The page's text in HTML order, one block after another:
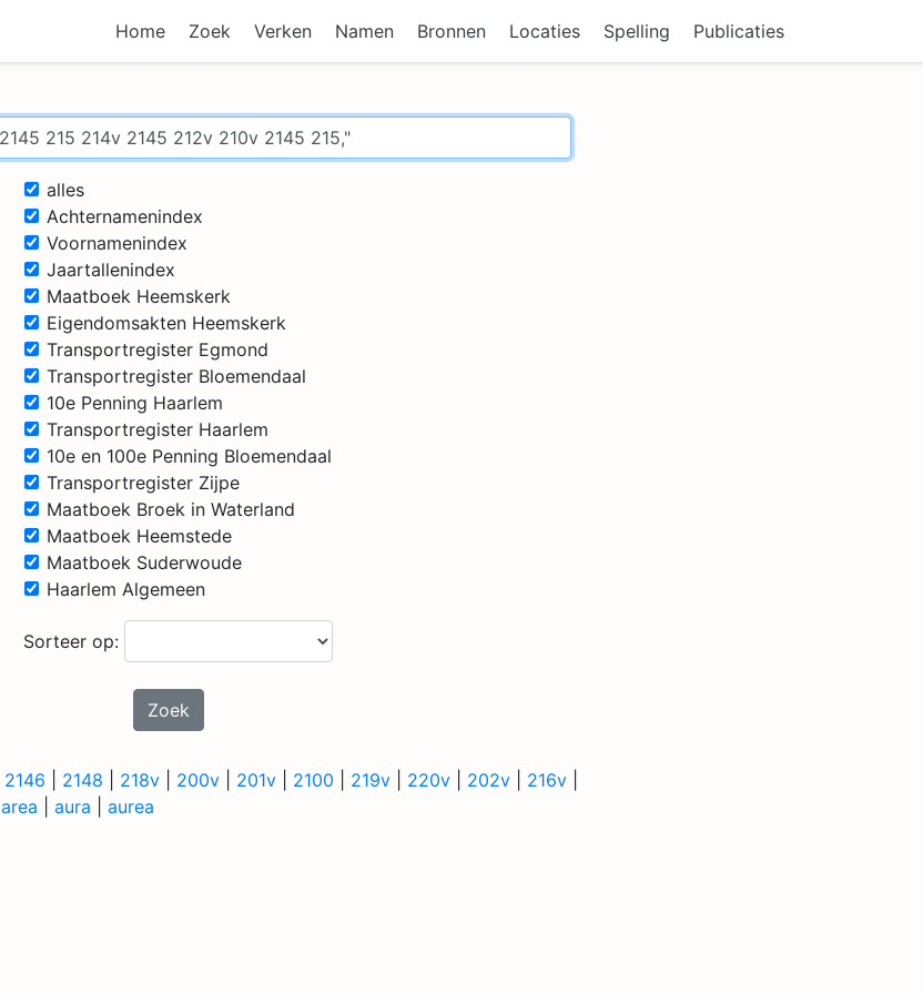
Home Zoek Verken Namen Bronnen Locaties Spelling Publicaties
alles
Achternamenindex
Voornamenindex
Jaartallenindex
Maatboek Heemskerk
Eigendomsakten Heemskerk
Transportregister Egmond
Transportregister Bloemendaal
10e Penning Haarlem
Transportregister Haarlem
10e en 100e Penning Bloemendaal
Transportregister Zijpe
Maatboek Broek in Waterland
Maatboek Heemstede
Maatboek Suderwoude
Haarlem Algemeen
Sorteer op:
Zoek
2146 2148 218v 200v 201v 2100 219v 220v 202v 216v
area aura aurea